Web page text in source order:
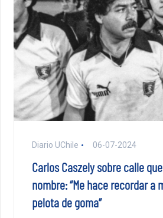
Diario UChile 06-07-2024
Carlos Caszely sobre calle
nombre: “Me hace recordar a
pelota de goma”